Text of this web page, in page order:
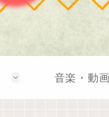
音楽・動画